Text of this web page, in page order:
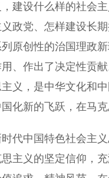
建设什么样的社会
政党、怎样建设长
原创性的治国理政
、作出了决定性贡
义，是中华文化和
化新的飞跃，在马
中国特色社会主义
主义的坚定信仰，